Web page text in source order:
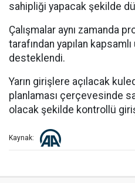
sahipliği yapacak şekilde
Çalışmalar aynı zamanda
tarafından yapılan
desteklendi.
Yarın girişlere açılacak
planlaması çerçevesinde
olacak şekilde kontrollü
Kaynak: